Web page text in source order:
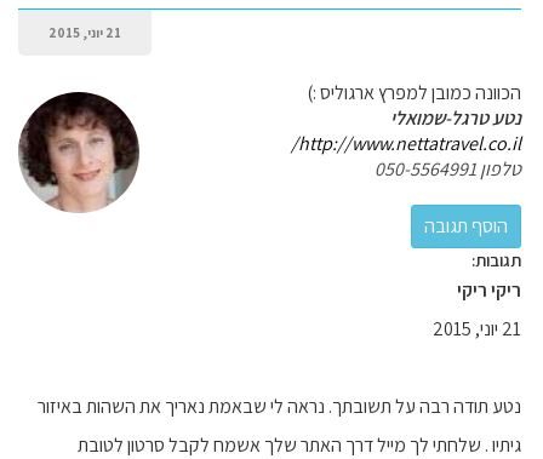
21 יוני, 2015
הכוונה כמובן למפרץ ארגוליס :)
נטע טרגל-שמואלי
http://www.nettatravel.co.il/
טלפון 050-5564991
תגובות:
ריקי ריקי
21 יוני, 2015
נטע תודה רבה על תשובתך. נראה לי שבאמת נאריך את השהות באיזור
גיתיו . שלחתי לך מייל דרך האתר שלך אשמח לקבל סרטון לטובת